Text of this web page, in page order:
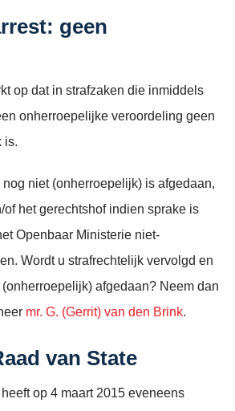
geen
op dat in strafzaken die inmiddels
onherroepelijke veroordeling geen
is.
nog niet (onherroepelijk) is afgedaan,
of het gerechtshof indien sprake is
Openbaar Ministerie niet-
Wordt u strafrechtelijk vervolgd en
afgedaan? Neem dan
mr. G. (Gerrit) van den Brink.
van State
op 4 maart 2015 eveneens